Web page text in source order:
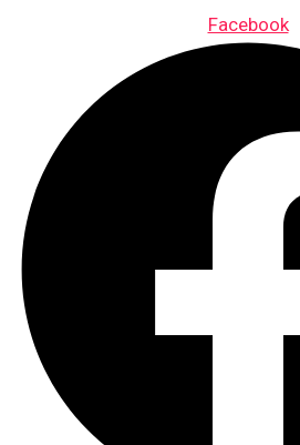
Facebook